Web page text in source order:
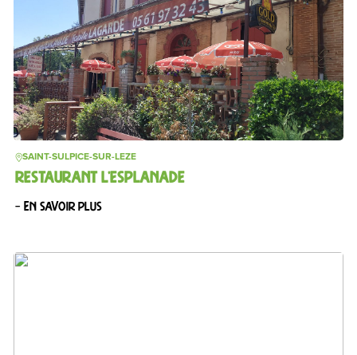
SAINT-SULPICE-SUR-LEZE
RESTAURANT L’ESPLANADE
– En savoir plus